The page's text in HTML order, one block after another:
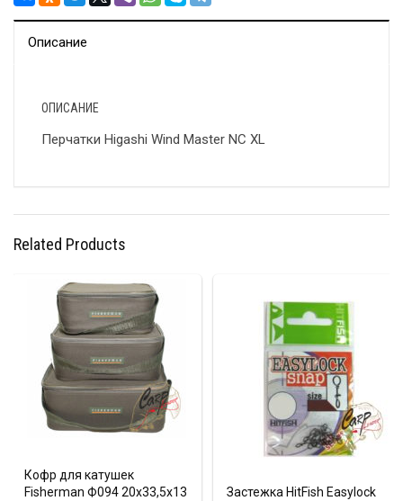
Описание
ОПИСАНИЕ
Перчатки Higashi Wind Master NC XL
Related Products
Кофр для катушек
Fisherman Ф094 20х33,5х13
Застежка HitFish Easylock